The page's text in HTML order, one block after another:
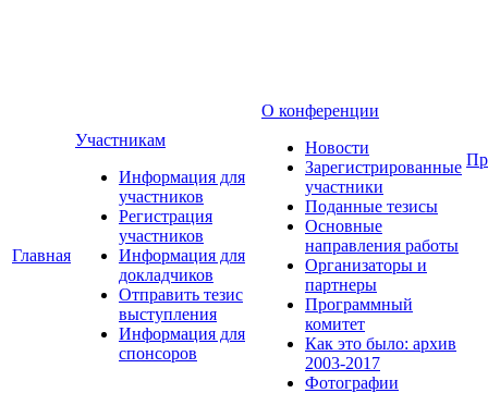
Главная
Участникам
Информация для
участников
Регистрация
участников
Информация для
докладчиков
Отправить тезис
выступления
Информация для
спонсоров
О конференции
Новости
Зарегистрированные
участники
Поданные тезисы
Основные
направления работы
Организаторы и
партнеры
Программный
комитет
Как это было: архив
2003-2017
Фотографии